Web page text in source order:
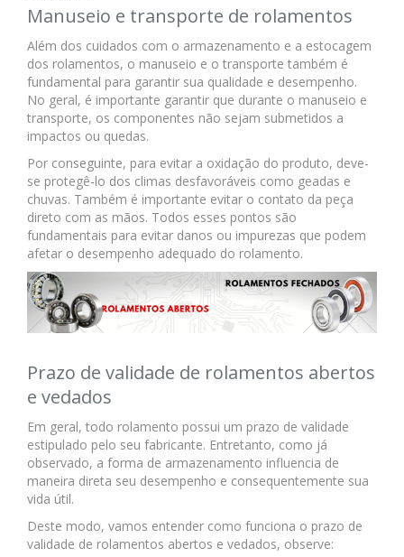
Manuseio e transporte de rolamentos
Além dos cuidados com o armazenamento e a estocagem
dos rolamentos, o manuseio e o transporte também é
fundamental para garantir sua qualidade e desempenho.
No geral, é importante garantir que durante o manuseio e
transporte, os componentes não sejam submetidos a
impactos ou quedas.
Por conseguinte, para evitar a oxidação do produto, deve-
se protegê-lo dos climas desfavoráveis como geadas e
chuvas. Também é importante evitar o contato da peça
direto com as mãos. Todos esses pontos são
fundamentais para evitar danos ou impurezas que podem
afetar o desempenho adequado do rolamento.
Prazo de validade de rolamentos abertos
e vedados
Em geral, todo rolamento possui um prazo de validade
estipulado pelo seu fabricante. Entretanto, como já
observado, a forma de armazenamento influencia de
maneira direta seu desempenho e consequentemente sua
vida útil.
Deste modo, vamos entender como funciona o prazo de
validade de rolamentos abertos e vedados, observe: